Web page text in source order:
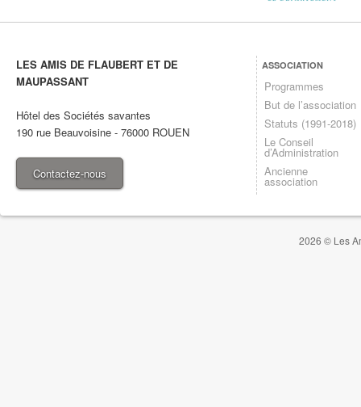
LES AMIS DE FLAUBERT ET DE
MAUPASSANT
Hôtel des Sociétés savantes
190 rue Beauvoisine - 76000 ROUEN
Contactez-nous
ASSOCIATION
Programmes
But de l’association
Statuts (1991-2018)
Le Conseil
d’Administration
Ancienne
association
2026 © Les